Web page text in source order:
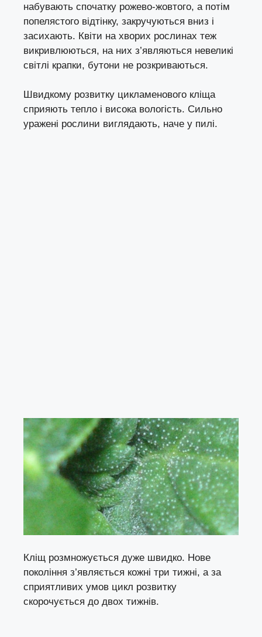
набувають спочатку рожево-жовтого, а потім
попелястого відтінку, закручуються вниз і
засихають. Квіти на хворих рослинах теж
викривлюються, на них з’являються невеликі
світлі крапки, бутони не розкриваються.
Швидкому розвитку цикламенового кліща
сприяють тепло і висока вологість. Сильно
уражені рослини виглядають, наче у пилі.
Кліщ розмножується дуже швидко. Нове
покоління з’являється кожні три тижні, а за
сприятливих умов цикл розвитку
скорочується до двох тижнів.